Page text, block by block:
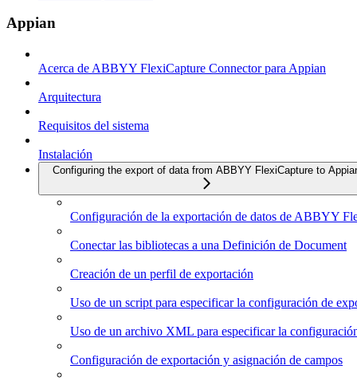
Appian
Acerca de ABBYY FlexiCapture Connector para Appian
Arquitectura
Requisitos del sistema
Instalación
Configuring the export of data from ABBYY FlexiCapture to
Configuración de la exportación de datos de ABBYY
Conectar las bibliotecas a una Definición de Document
Creación de un perfil de exportación
Uso de un script para especificar la configuración de
Uso de un archivo XML para especificar la
Configuración de exportación y asignación de campos